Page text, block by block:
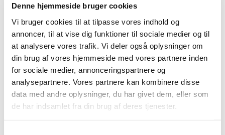
Denne hjemmeside bruger cookies
Vi bruger cookies til at tilpasse vores indhold og
annoncer, til at vise dig funktioner til sociale medier og til
at analysere vores trafik. Vi deler også oplysninger om
din brug af vores hjemmeside med vores partnere inden
for sociale medier, annonceringspartnere og
analysepartnere. Vores partnere kan kombinere disse
data med andre oplysninger, du har givet dem, eller som
de har indsamlet fra din brug af deres tjenester.